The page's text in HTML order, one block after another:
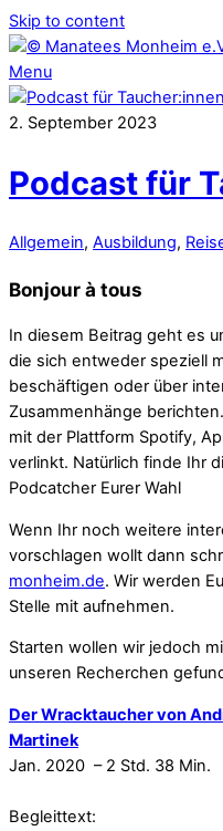
Skip to content
Menu
2. September 2023
Podcast für
Allgemein, Ausbildung,
Bonjour à tous
In diesem Beitrag geht es
die sich entweder speziell
beschäftigen oder über
Zusammenhänge
mit der Plattform Spotify,
verlinkt. Natürlich finde Ihr
Podcatcher Eurer Wahl
Wenn Ihr noch weitere
vorschlagen wollt dann
monheim.de. Wir werden
Stelle mit aufnehmen.
Starten wollen wir jedoch
unseren Recherchen
Der Wracktaucher von
Martinek
Jan. 2020 – 2 Std. 38 Min.
Begleittext: